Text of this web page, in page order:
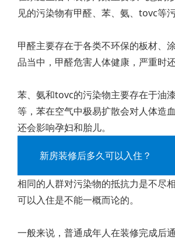
见的污染物有甲醛、苯、氨、tovc等污
甲醛主要存在于各类不环保的板材、
品当中，甲醛危害人体健康，严重时还
苯、氨和tovc的污染物主要存在于油
等，苯在空气中极易扩散会对人体造
还会影响孕妇和胎儿。
新房装修后多久可以入住？
相同的人群对污染物的抵抗力是不尽
可以入住是不能一概而论的。
一般来说，普通成年人在装修完成后